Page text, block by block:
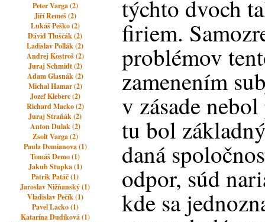
Peter Varga (2)
Jiří Remeš (2)
Lukáš Peško (2)
Dávid Tluščák (2)
Ladislav Pollák (2)
Andrej Kostroš (2)
Juraj Schmidt (2)
Adam Glasnák (2)
Michal Hamar (2)
Jozef Kleberc (2)
Richard Macko (2)
Juraj Straňák (2)
Anton Dulak (2)
Zsolt Varga (2)
Paula Demianova (1)
Tomáš Demo (1)
Jakub Stupka (1)
Patrik Patáč (1)
Jaroslav Nižňanský (1)
Vladislav Pečík (1)
Pavel Lacko (1)
Katarína Dudíková (1)
týchto dvoch
firiem.
problémov
zamenením
v zásade
tu bol
daná
odpor, súd
kde sa